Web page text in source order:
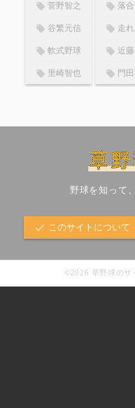
菅野智之 落
谷繁元信 走
軟式野球 近
里崎智也 門
野球を知って
このサイトについて
©2026 草野球のサ